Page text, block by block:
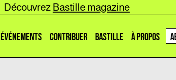
Découvrez Bastille magazine
ÉVÉNEMENTS CONTRIBUER BASTILLE À PROPOS